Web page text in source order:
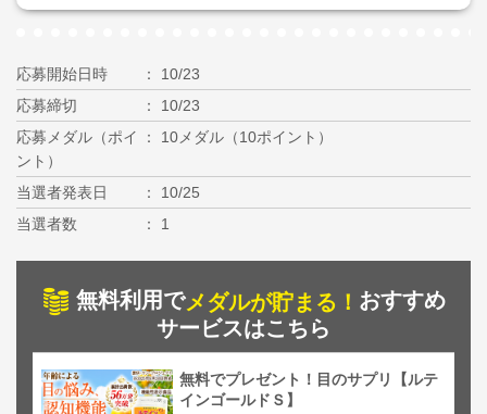
応募開始日時
10/23
応募締切
10/23
応募メダル（ポイ
ント）
10メダル（10ポイント）
当選者発表日
10/25
当選者数
1
無料利用でメダルが貯まる！ おすすめ
サービスはこちら
無料でプレゼント！目のサプリ【ルテ
インゴールドＳ】